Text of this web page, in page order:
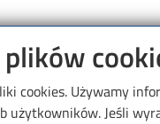
cookies. Używamy
użytkowników. Jeśli